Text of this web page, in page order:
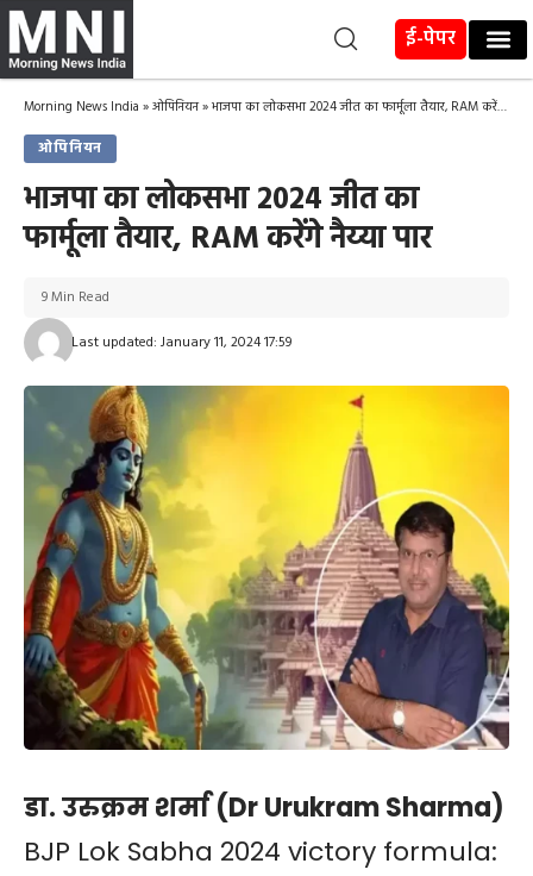
ई-पेपर
Morning News India »ओपिनियन»भाजपा का लोकसभा 2024 जीत का फार्मूला तैयार, RAM करेंगे नैय्या पार
ओपिनियन
भाजपा का लोकसभा 2024 जीत का
फार्मूला तैयार, RAM करेंगे नैय्या पार
Last updated: January 11, 2024 17:59
9 Min Read
डा. उरुक्रम शर्मा (Dr Urukram Sharma)
BJP Lok Sabha 2024 victory formula: